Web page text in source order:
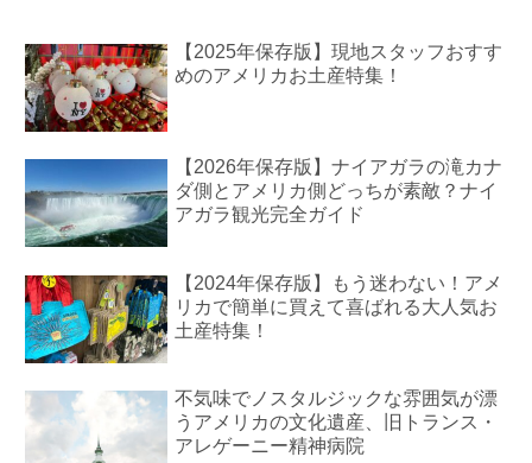
【2025年保存版】現地スタッフおすす
めのアメリカお土産特集！
【2026年保存版】ナイアガラの滝カナ
ダ側とアメリカ側どっちが素敵？ナイ
アガラ観光完全ガイド
【2024年保存版】もう迷わない！アメ
リカで簡単に買えて喜ばれる大人気お
土産特集！
不気味でノスタルジックな雰囲気が漂
うアメリカの文化遺産、旧トランス・
アレゲーニー精神病院